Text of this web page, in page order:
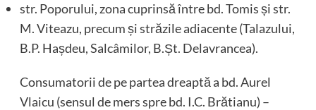
str. Poporului, zona cuprinsă între bd. Tomis și str.
M. Viteazu, precum și străzile adiacente (Talazului,
B.P. Hașdeu, Salcâmilor, B.Șt. Delavrancea).
Consumatorii de pe partea dreaptă a bd. Aurel
Vlaicu (sensul de mers spre bd. I.C. Brătianu) –